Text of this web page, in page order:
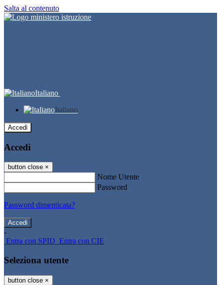
Salta al contenuto
Italiano
Italiano
Accedi
Accedi
button close ×
Nome Utente
Password
Password dimenticata?
-
Entra con SPID Entra con CIE
Seleziona utente
button close ×